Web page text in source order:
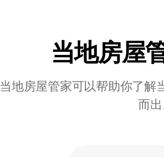
当地房屋
当地房屋管家可以帮助你了解
而出